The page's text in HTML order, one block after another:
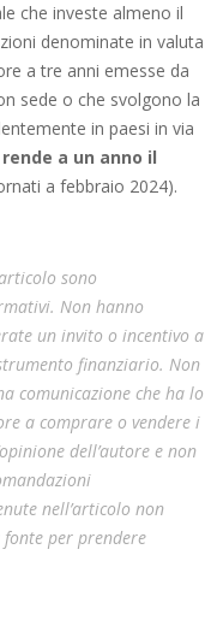
che investe almeno il
denominate in valuta
a tre anni emesse da
sede o che svolgono la
in paesi in via
rende a un anno il
a febbraio 2024).
sono
Non hanno
un invito o incentivo a
finanziario. Non
comunicazione che ha lo
a comprare o vendere i
dell’autore e non
nell’articolo non
fonte per prendere